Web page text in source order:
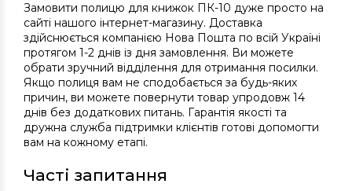
Замовити полицю для книжок ПК-10 дуже просто на
сайті нашого інтернет-магазину. Доставка
здійснюється компанією Нова Пошта по всій Україні
протягом 1-2 днів із дня замовлення. Ви можете
обрати зручний відділення для отримання посилки.
Якщо полиця вам не сподобається за будь-яких
причин, ви можете повернути товар упродовж 14
днів без додаткових питань. Гарантія якості та
дружна служба підтримки клієнтів готові допомогти
вам на кожному етапі.
Часті запитання